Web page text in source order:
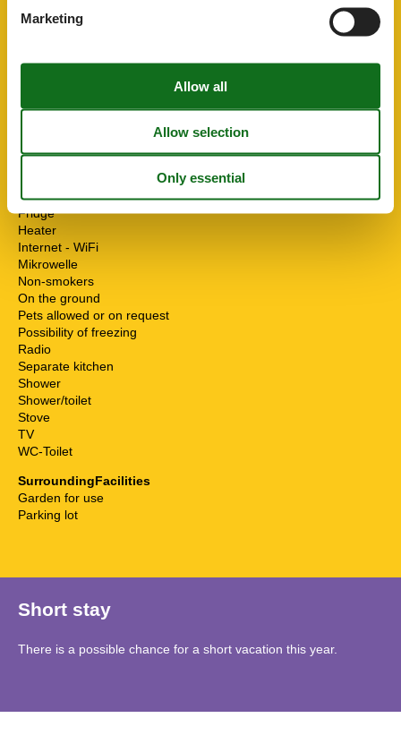
ChildrenFacilities
Familyfriendly
ServiceFacilities
Bad/WC
Coffee machine
Double bed
Fridge
Heater
Internet - WiFi
Mikrowelle
Non-smokers
On the ground
Pets allowed or on request
Possibility of freezing
Radio
Separate kitchen
Shower
Shower/toilet
Stove
TV
WC-Toilet
SurroundingFacilities
Garden for use
Parking lot
Short stay
There is a possible chance for a short vacation this year.
Marketing